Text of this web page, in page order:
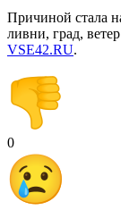
Причиной стала
ливни, град,
VSE42.RU.
0